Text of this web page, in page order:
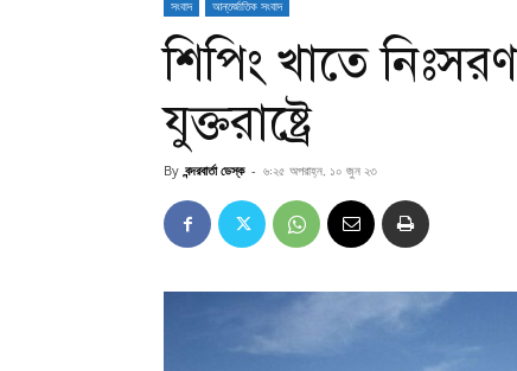
সংবাদ আন্তর্জাতিক সংবাদ
শিপিং খাতে
যুক্তরাষ্ট্রে
By বন্দরবার্তা ডেস্ক - ৬:২৫ অপরাহ্ন, ১০ জুন ২৩